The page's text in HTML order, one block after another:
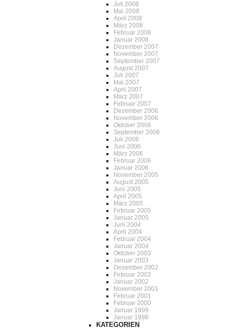
Juli 2008
Mai 2008
April 2008
März 2008
Februar 2008
Januar 2008
Dezember 2007
November 2007
September 2007
August 2007
Juli 2007
Mai 2007
April 2007
März 2007
Februar 2007
Dezember 2006
November 2006
Oktober 2006
September 2006
Juli 2006
Juni 2006
März 2006
Februar 2006
Januar 2006
November 2005
August 2005
Juni 2005
April 2005
März 2005
Februar 2005
Januar 2005
Juni 2004
April 2004
Februar 2004
Januar 2004
Oktober 2003
Januar 2003
Dezember 2002
Februar 2002
Januar 2002
November 2001
Februar 2001
Februar 2000
Januar 1999
Januar 1998
KATEGORIEN